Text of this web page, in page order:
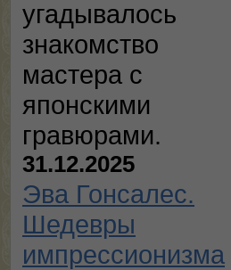
угадывалось
знакомство
мастера с
японскими
гравюрами.
31.12.2025
Эва Гонсалес.
Шедевры
импрессионизма